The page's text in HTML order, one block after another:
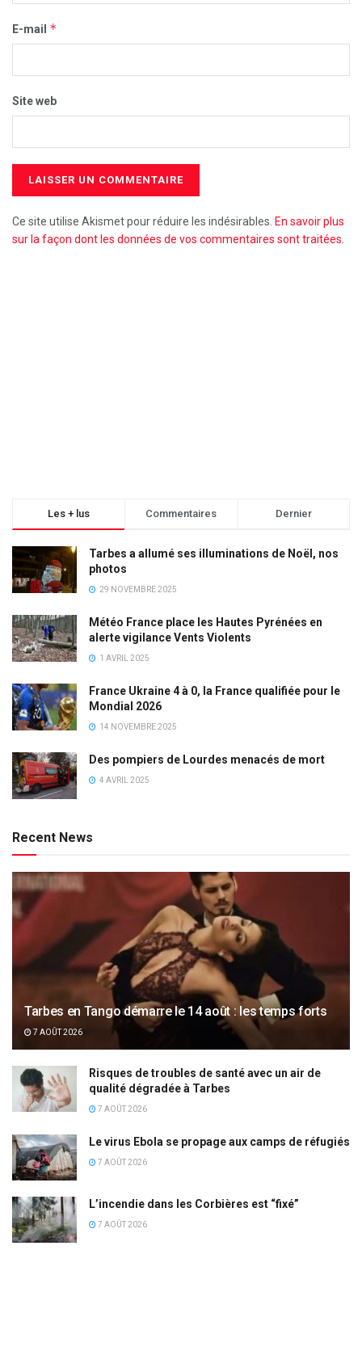
E-mail *
Site web
Ce site utilise Akismet pour réduire les indésirables. En savoir plus
sur la façon dont les données de vos commentaires sont traitées
Les + lus Commentaires Dernier
Tarbes a allumé ses illuminations de Noël, nos
photos
29 NOVEMBRE 2025
Météo France place les Hautes Pyrénées en
alerte vigilance Vents Violents
1 AVRIL 2025
France Ukraine 4 à 0, la France qualifiée pour le
Mondial 2026
14 NOVEMBRE 2025
Des pompiers de Lourdes menacés de mort
4 AVRIL 2025
Recent News
Tarbes en Tango démarre le 14 août : les temps forts
7 AOÛT 2026
Risques de troubles de santé avec un air de
qualité dégradée à Tarbes
7 AOÛT 2026
Le virus Ebola se propage aux camps de réfugiés
7 AOÛT 2026
L’incendie dans les Corbières est “fixé”
7 AOÛT 2026